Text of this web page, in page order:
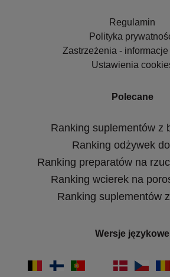
Regulamin
Polityka
Zastrzeżenia -
Ustawienia
Polecane
Ranking suplementów z
Ranking odżywek
Ranking preparatów na
Ranking wcierek na
Ranking suplementów
Wersje językowe